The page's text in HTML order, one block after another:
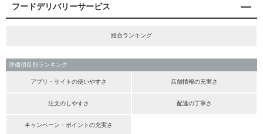
フードデリバリーサービス
総合ランキング
評価項目別ランキング
アプリ・サイトの使いやすさ 店舗情報の充実さ
注文のしやすさ 配達の丁寧さ
キャンペーン・ポイントの充実さ